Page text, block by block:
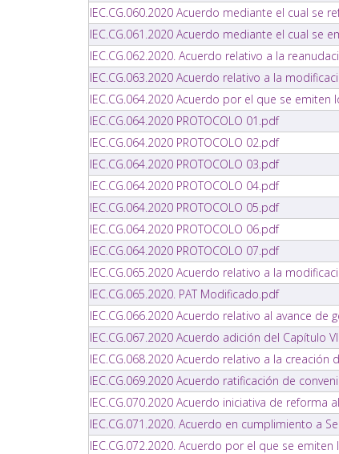
IEC.CG.060.2020 Acuerdo mediante el cual se
IEC.CG.061.2020 Acuerdo mediante el cual se
IEC.CG.062.2020. Acuerdo relativo a la
IEC.CG.063.2020 Acuerdo relativo a la
IEC.CG.064.2020 Acuerdo por el que se
IEC.CG.064.2020 PROTOCOLO 01.pdf
IEC.CG.064.2020 PROTOCOLO 02.pdf
IEC.CG.064.2020 PROTOCOLO 03.pdf
IEC.CG.064.2020 PROTOCOLO 04.pdf
IEC.CG.064.2020 PROTOCOLO 05.pdf
IEC.CG.064.2020 PROTOCOLO 06.pdf
IEC.CG.064.2020 PROTOCOLO 07.pdf
IEC.CG.065.2020 Acuerdo relativo a la
IEC.CG.065.2020. PAT Modificado.pdf
IEC.CG.066.2020 Acuerdo relativo al avance
IEC.CG.067.2020 Acuerdo adición del Capítulo
IEC.CG.068.2020 Acuerdo relativo a la creación
IEC.CG.069.2020 Acuerdo ratificación de
IEC.CG.070.2020 Acuerdo iniciativa de reforma
IEC.CG.071.2020. Acuerdo en cumplimiento a
IEC.CG.072.2020. Acuerdo por el que se